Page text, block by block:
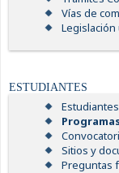
Vías de
ESTUDIANTES
Sitios y
Preguntas